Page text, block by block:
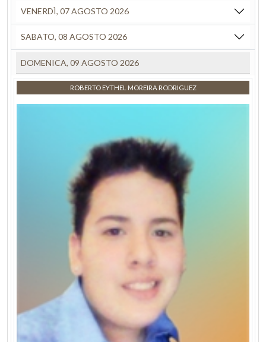
VENERDÌ, 07 AGOSTO 2026
SABATO, 08 AGOSTO 2026
DOMENICA, 09 AGOSTO 2026
ROBERTO EYTHEL MOREIRA RODRIGUEZ